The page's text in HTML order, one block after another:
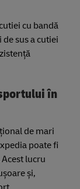
cu bandă
sus a cutiei
în
de mari
poate fi
lucru
și,